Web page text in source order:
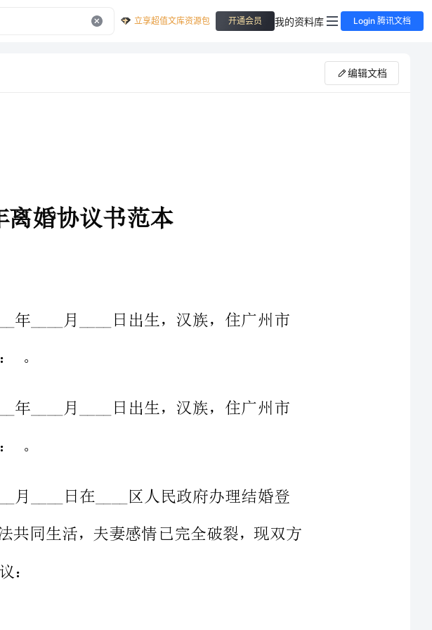
立享超值文库资源包 开通会员 我的资料库 Login 腾讯文档
编辑文档
记手续。因双方性格不合无法共同生活，夫妻感情已完全破裂，现双方
二、夫妻双方共有的位于广州市区新村___路___号____室房屋